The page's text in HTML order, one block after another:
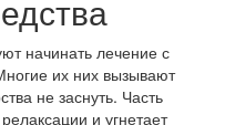
начинать лечение с
их них вызывают
не заснуть. Часть
и угнетает